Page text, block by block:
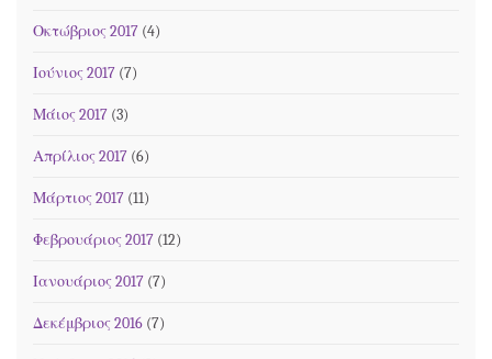
Οκτώβριος 2017 (4)
Ιούνιος 2017 (7)
Μάιος 2017 (3)
Απρίλιος 2017 (6)
Μάρτιος 2017 (11)
Φεβρουάριος 2017 (12)
Ιανουάριος 2017 (7)
Δεκέμβριος 2016 (7)